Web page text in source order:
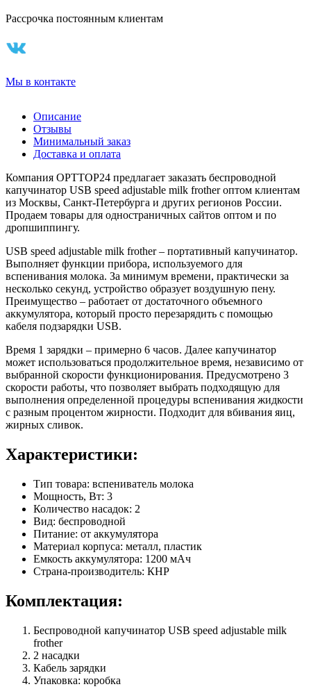
Рассрочка постоянным клиентам
Мы в контакте
Описание
Отзывы
Минимальный заказ
Доставка и оплата
Компания OPTTOP24 предлагает заказать беспроводной
капучинатор USB speed adjustable milk frother оптом клиентам
из Москвы, Санкт-Петербурга и других регионов России.
Продаем товары для одностраничных сайтов оптом и по
дропшиппингу.
USB speed adjustable milk frother – портативный капучинатор.
Выполняет функции прибора, используемого для
вспенивания молока. За минимум времени, практически за
несколько секунд, устройство образует воздушную пену.
Преимущество – работает от достаточного объемного
аккумулятора, который просто перезарядить с помощью
кабеля подзарядки USB.
Время 1 зарядки – примерно 6 часов. Далее капучинатор
может использоваться продолжительное время, независимо от
выбранной скорости функционирования. Предусмотрено 3
скорости работы, что позволяет выбрать подходящую для
выполнения определенной процедуры вспенивания жидкости
с разным процентом жирности. Подходит для вбивания яиц,
жирных сливок.
Характеристики:
Тип товара: вспениватель молока
Мощность, Вт: 3
Количество насадок: 2
Вид: беспроводной
Питание: от аккумулятора
Материал корпуса: металл, пластик
Емкость аккумулятора: 1200 мАч
Страна-производитель: КНР
Комплектация:
Беспроводной капучинатор USB speed adjustable milk
frother
2 насадки
Кабель зарядки
Упаковка: коробка